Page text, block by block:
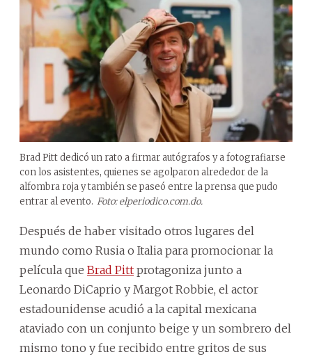
Brad Pitt dedicó un rato a firmar autógrafos y a fotografiarse
con los asistentes, quienes se agolparon alrededor de la
alfombra roja y también se paseó entre la prensa que pudo
entrar al evento. Foto: elperiodico.com.do.
Después de haber visitado otros lugares del
mundo como Rusia o Italia para promocionar la
película que Brad Pitt protagoniza junto a
Leonardo DiCaprio y Margot Robbie, el actor
estadounidense acudió a la capital mexicana
ataviado con un conjunto beige y un sombrero del
mismo tono y fue recibido entre gritos de sus